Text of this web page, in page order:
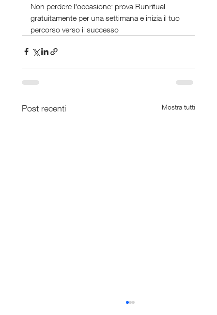
Non perdere l'occasione: prova Runritual
gratuitamente per una settimana e inizia il tuo
percorso verso il successo
Post recenti Mostra tutti